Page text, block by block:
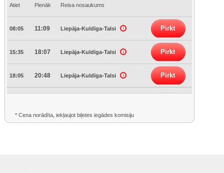
Atiet Pienāk Reisa nosaukums
08:05 11:09 Liepāja-Kuldīga-Talsi Pirkt
15:35 18:07 Liepāja-Kuldīga-Talsi Pirkt
18:05 20:48 Liepāja-Kuldīga-Talsi Pirkt
* Cena norādīta, iekļaujot biļetes iegādes komisiju